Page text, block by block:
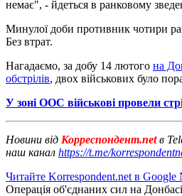
немає", - йдеться в ранковому
Минулої доби противник чотири
Без втрат.
Нагадаємо, за добу 14 лютого на
обстрілів, двох військових було
У зоні ООС військові провели
Новини від Корреспондент.netв
наш канал https://t.me/
Читайте Korrespondent.net в Google
Операція об'єднаних сил на Донбасі